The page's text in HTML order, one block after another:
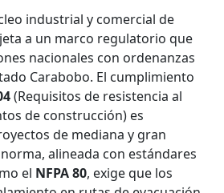
industrial y comercial de
a un marco regulatorio que
nacionales con ordenanzas
Carabobo. El cumplimiento
(Requisitos de resistencia al
de construcción) es
de mediana y gran
alineada con estándares
el NFPA 80, exige que los